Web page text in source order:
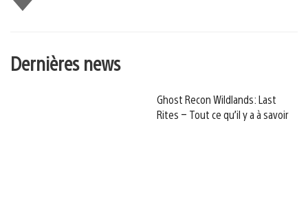
Dernières news
Ghost Recon Wildlands: Last
Rites – Tout ce qu’il y a à savoir